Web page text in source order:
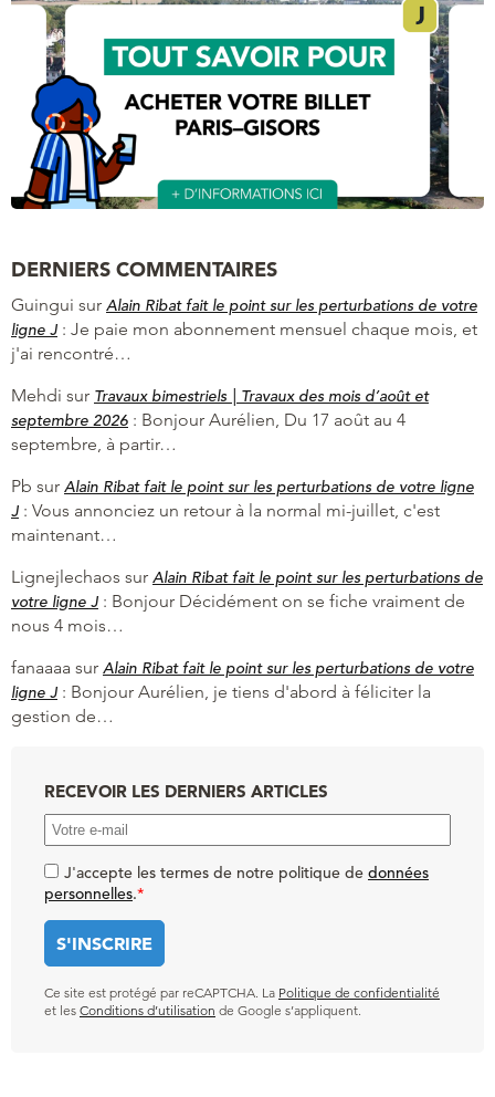
DERNIERS COMMENTAIRES
Guingui sur Alain Ribat fait le point sur les perturbations de votre
ligne J : Je paie mon abonnement mensuel chaque mois, et
j'ai rencontré…
Mehdi sur Travaux bimestriels | Travaux des mois d’août et
septembre 2026 : Bonjour Aurélien, Du 17 août au 4
septembre, à partir…
Pb sur Alain Ribat fait le point sur les perturbations de votre ligne
J : Vous annonciez un retour à la normal mi-juillet, c'est
maintenant…
Lignejlechaos sur Alain Ribat fait le point sur les perturbations de
votre ligne J : Bonjour Décidément on se fiche vraiment de
nous 4 mois…
fanaaaa sur Alain Ribat fait le point sur les perturbations de votre
ligne J : Bonjour Aurélien, je tiens d'abord à féliciter la
gestion de…
RECEVOIR LES DERNIERS ARTICLES
J'accepte les termes de notre politique de données
personnelles.*
Ce site est protégé par reCAPTCHA. La Politique de confidentialité
et les Conditions d’utilisation de Google s’appliquent.